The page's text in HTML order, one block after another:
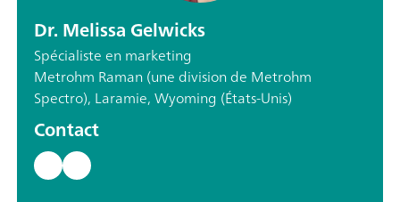
Dr. Melissa Gelwicks
Spécialiste en marketing
Metrohm Raman (une division de Metrohm
Spectro), Laramie, Wyoming (États-Unis)
Contact